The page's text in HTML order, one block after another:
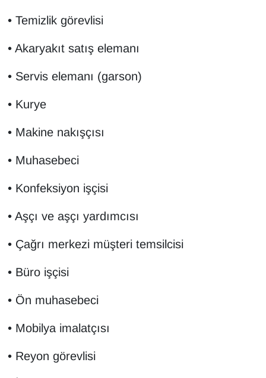
• Temizlik görevlisi
• Akaryakıt satış elemanı
• Servis elemanı (garson)
• Kurye
• Makine nakışçısı
• Muhasebeci
• Konfeksiyon işçisi
• Aşçı ve aşçı yardımcısı
• Çağrı merkezi müşteri temsilcisi
• Büro işçisi
• Ön muhasebeci
• Mobilya imalatçısı
• Reyon görevlisi
YEREL